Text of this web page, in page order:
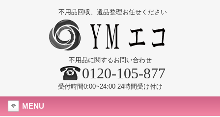
不用品回収、遺品整理お任せください
不用品に関するお問い合わせ
0120-105-877
受付時間0:00~24:00 24時間受け付け
MENU